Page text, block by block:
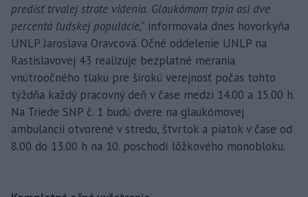
predísť trvalej strate videnia. Glaukómom trpia asi dve
percentá ľudskej populácie," informovala dnes hovorkyňa
UNLP Jaroslava Oravcová. Očné oddelenie UNLP na
Rastislavovej 43 realizuje bezplatné merania
vnútroočného tlaku pre širokú verejnosť počas tohto
týždňa každý pracovný deň v čase medzi 14.00 a 15.00 h.
Na Triede SNP č. 1 budú dvere na glaukómovej
ambulancii otvorené v stredu, štvrtok a piatok v čase od
8.00 do 13.00 h na 10. poschodí lôžkového monobloku.